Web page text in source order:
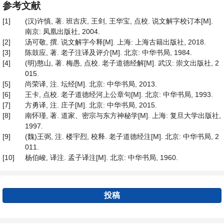
参考文献
[1]
(汉)许慎, 著. 班吉庆, 王剑, 王华宝, 点校. 说文解字校订本[M].
南京: 凤凰出版社, 2004.
[2]
汤可敬, 撰. 说文解字今释[M]. 上海: 上海古籍出版社, 2018.
[3]
陈鼓应, 著. 老子注译及评介[M]. 北京: 中华书局, 1984.
[4]
(明)憨山, 著. 梅愚, 点校. 老子道德经解[M]. 武汉: 崇文出版社, 2
015.
[5]
尚荣译, 注. 坛经[M]. 北京: 中华书局, 2013.
[6]
王卡, 点校. 老子道德经河上公章句[M]. 北京: 中华书局, 1993.
[7]
方勇译, 注. 庄子[M]. 北京: 中华书局, 2015.
[8]
南怀瑾, 著. 道家、密宗与东方神秘学[M]. 上海: 复旦大学出版社,
1997.
[9]
(魏)王弼, 注. 楼宇烈, 校释. 老子道德经注[M]. 北京: 中华书局, 2
011.
[10]
杨伯峻, 译注. 孟子译注[M]. 北京: 中华书局, 1960.
投稿